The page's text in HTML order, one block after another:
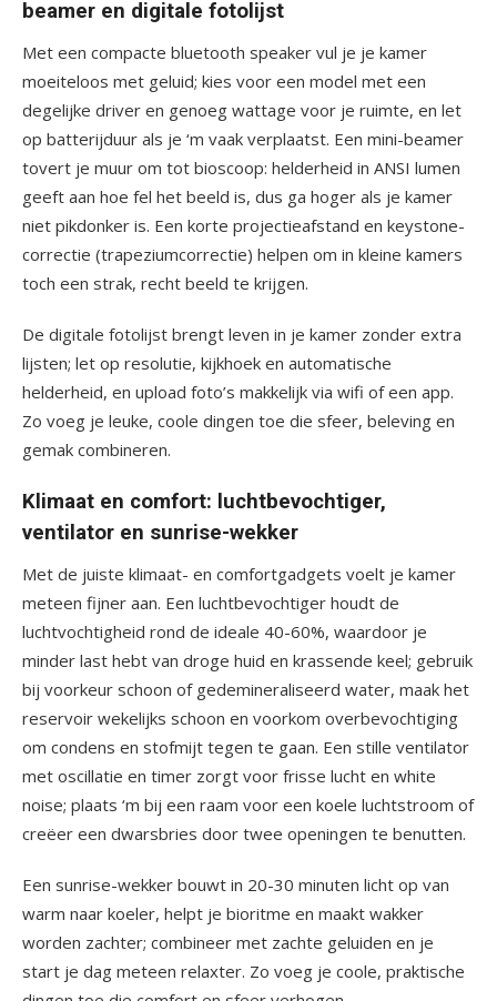
beamer en digitale fotolijst
Met een compacte bluetooth speaker vul je je kamer
moeiteloos met geluid; kies voor een model met een
degelijke driver en genoeg wattage voor je ruimte, en let
op batterijduur als je ‘m vaak verplaatst. Een mini-beamer
tovert je muur om tot bioscoop: helderheid in ANSI lumen
geeft aan hoe fel het beeld is, dus ga hoger als je kamer
niet pikdonker is. Een korte projectieafstand en keystone-
correctie (trapeziumcorrectie) helpen om in kleine kamers
toch een strak, recht beeld te krijgen.
De digitale fotolijst brengt leven in je kamer zonder extra
lijsten; let op resolutie, kijkhoek en automatische
helderheid, en upload foto’s makkelijk via wifi of een app.
Zo voeg je leuke, coole dingen toe die sfeer, beleving en
gemak combineren.
Klimaat en comfort: luchtbevochtiger,
ventilator en sunrise-wekker
Met de juiste klimaat- en comfortgadgets voelt je kamer
meteen fijner aan. Een luchtbevochtiger houdt de
luchtvochtigheid rond de ideale 40-60%, waardoor je
minder last hebt van droge huid en krassende keel; gebruik
bij voorkeur schoon of gedemineraliseerd water, maak het
reservoir wekelijks schoon en voorkom overbevochtiging
om condens en stofmijt tegen te gaan. Een stille ventilator
met oscillatie en timer zorgt voor frisse lucht en white
noise; plaats ‘m bij een raam voor een koele luchtstroom of
creëer een dwarsbries door twee openingen te benutten.
Een sunrise-wekker bouwt in 20-30 minuten licht op van
warm naar koeler, helpt je bioritme en maakt wakker
worden zachter; combineer met zachte geluiden en je
start je dag meteen relaxter. Zo voeg je coole, praktische